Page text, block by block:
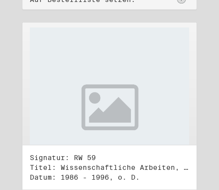
Signatur: RW 59
Titel: Wissenschaftliche Arbeiten, Studien und Manuskripte Dritter (3)
Datum: 1986 - 1996, o. D.